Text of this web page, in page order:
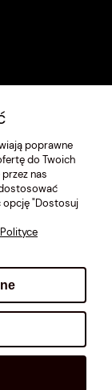
Shoper.
poprawne
do Twoich
nas
opcję "Dostosuj